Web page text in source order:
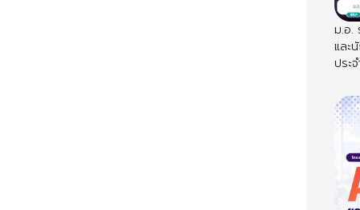
ม.อ.
และ
ประ